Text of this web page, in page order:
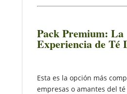
Pack Premium: La
Experiencia de Té
Esta es la opción más
empresas o amantes del